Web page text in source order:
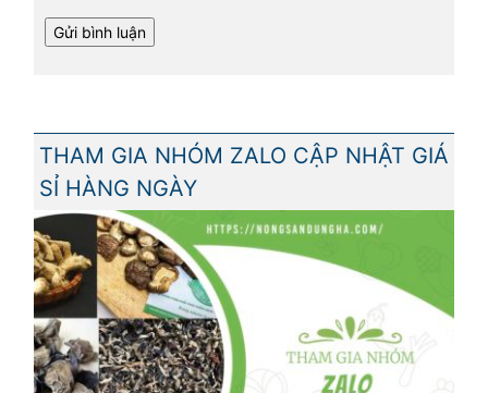
THAM GIA NHÓM ZALO CẬP NHẬT GIÁ
SỈ HÀNG NGÀY